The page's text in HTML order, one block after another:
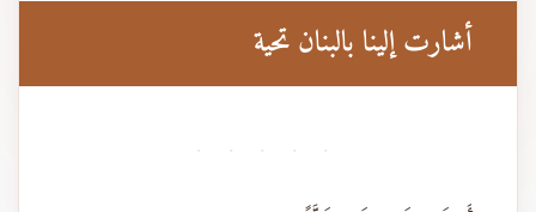
أشارت إلينا بالبنان تحية
· · · · ·